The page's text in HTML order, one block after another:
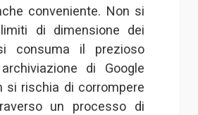
conveniente. Non si
di dimensione dei
consuma il prezioso
di Google
si rischia di corrompere
un processo di